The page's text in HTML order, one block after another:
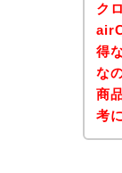
ク
得
な
商
考